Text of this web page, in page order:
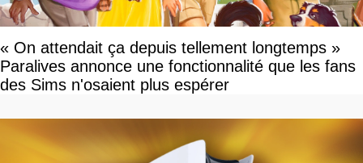
« On attendait ça depuis tellement longtemps »
Paralives annonce une fonctionnalité que les fans
des Sims n'osaient plus espérer